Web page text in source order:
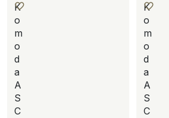
K
o
m
o
d
a
A
S
C
K
o
m
o
d
a
A
S
C